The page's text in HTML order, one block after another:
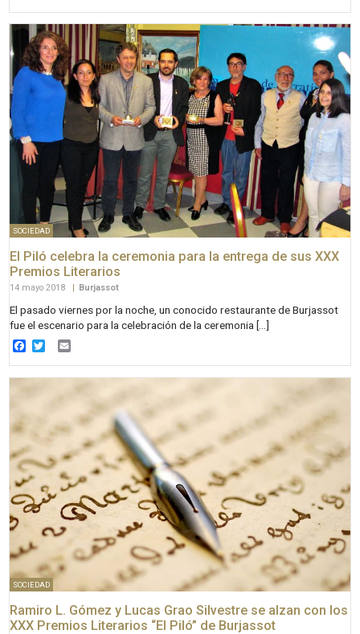
SOCIEDAD
El Piló celebra la ceremonia para la entrega de sus XXX
Premios Literarios
14 mayo 2018 Burjassot
El pasado viernes por la noche, un conocido restaurante de Burjassot
fue el escenario para la celebración de la ceremonia […]
Facebook
Twitter
SOCIEDAD
Ramiro L. Gómez y Lucas Grao Silvestre se alzan con los
XXX Premios Literarios “El Piló” de Burjassot